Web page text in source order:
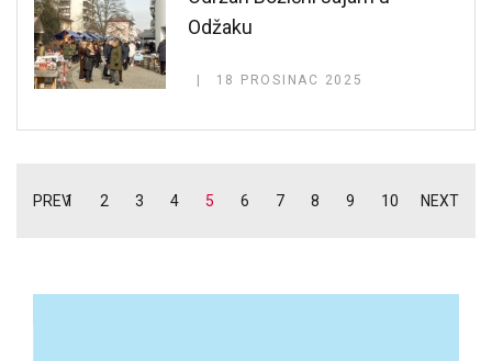
Odžaku
18 PROSINAC 2025
PREV
1 2 3 4 5 6 7 8 9 10 NEXT